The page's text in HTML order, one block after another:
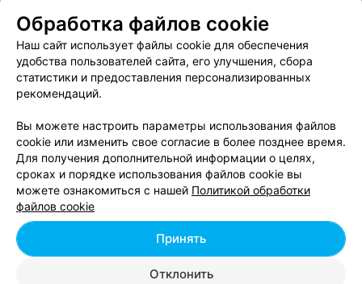
О проекте Новости проекта
Вакансии
Публичный договор
Способы оплаты
Публичный договор по использованию сервиса
Написать в поддержку
Связаться по вопросам сотрудничества
Написать руководителю relax.by
Обработка персональных данных
Обработка файлов cookie
Наш сайт использует файлы cookie для обеспечения
удобства пользователей сайта, его улучшения, сбора
статистики и предоставления персонализированных
рекомендаций.
Вы можете настроить параметры использования файлов
cookie или изменить свое согласие в более позднее время.
Для получения дополнительной информации о целях,
сроках и порядке использования файлов cookie вы
можете ознакомиться с нашей Политикой обработки
файлов cookie
Отклонить
Принять